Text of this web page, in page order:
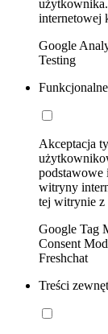
internetowej
Google
Testing
Funkcjonalne
Akceptacja
podstawowe
witryny
tej witrynie z
Google Tag
Consent
Freshchat
Treści